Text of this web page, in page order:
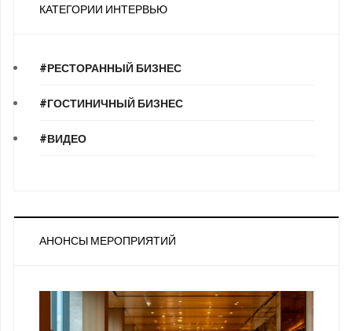
КАТЕГОРИИ ИНТЕРВЬЮ
#РЕСТОРАННЫЙ БИЗНЕС
#ГОСТИНИЧНЫЙ БИЗНЕС
#ВИДЕО
АНОНСЫ МЕРОПРИЯТИЙ